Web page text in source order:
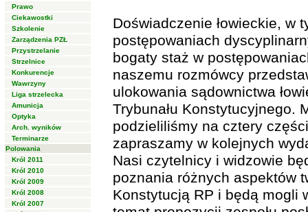
Prawo
Ciekawostki
Szkolenie
Zarządzenia PZŁ
Przystrzelanie
Strzelnice
Konkurencje
Wawrzyny
Liga strzelecka
Amunicja
Optyka
Arch. wyników
Terminarze
Polowania
Król 2011
Król 2010
Król 2009
Król 2008
Król 2007
Doświadczenie łowieckie, w
postępowaniach
bogaty staż w
naszemu rozmówcy
ulokowania sądownictwa
Trybunału Konstytucyjnego.
podzieliliśmy na cztery
zapraszamy w kolejnych
Nasi czytelnicy i widzowie
poznania różnych aspektów
Konstytucją RP i będą mogli